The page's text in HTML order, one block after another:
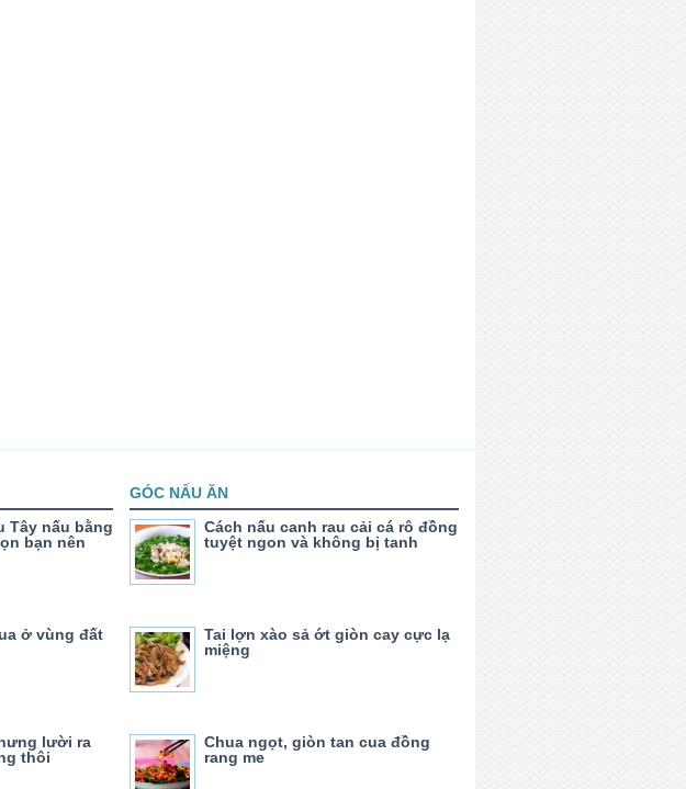
Tây nấu bằng
bạn nên
ở vùng đất
lười ra
thôi
GÓC NẤU ĂN
Cách nấu canh rau cải cá rô đồng
tuyệt ngon và không bị tanh
Tai lợn xào sả ớt giòn cay cực lạ
miệng
Chua ngọt, giòn tan cua đồng
rang me